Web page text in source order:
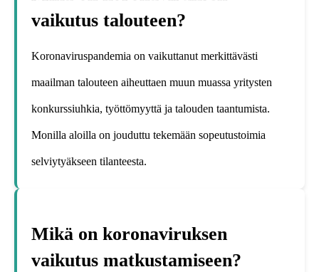
vaikutus talouteen?
Koronaviruspandemia on vaikuttanut merkittävästi
maailman talouteen aiheuttaen muun muassa yritysten
konkurssiuhkia, työttömyyttä ja talouden taantumista.
Monilla aloilla on jouduttu tekemään sopeutustoimia
selviytyäkseen tilanteesta.
Mikä on koronaviruksen
vaikutus matkustamiseen?